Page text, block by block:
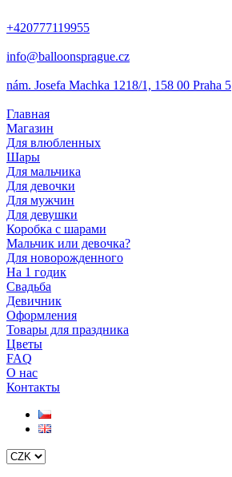
+420777119955
info@balloonsprague.cz
nám. Josefa Machka 1218/1, 158 00 Praha 5
Главная
Магазин
Для влюбленных
Шары
Для мальчика
Для девочки
Для мужчин
Для девушки
Коробка с шарами
Мальчик или девочка?
Для новорожденного
На 1 годик
Свадьба
Девичник
Оформления
Товары для праздника
Цветы
FAQ
О нас
Контакты